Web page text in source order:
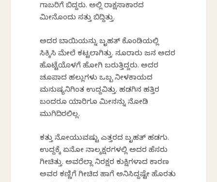
ಗಾಬರಿಗೆ ಬಿದ್ದರು. ಅಲ್ಲಿ ರಾಕ್ಷಸಾಕಾರದ
ಮೀನೊಂದು ಸತ್ತು ಬಿದ್ದಿತ್ತು.
ಅದರ ಬಾಯಿಯನ್ನು ಬೃಹತ್ ಕೊಂಡಿಯಲ್ಲಿ
ಸಿಕ್ಕಿಸಿ ಮೇಲೆ ಕಟ್ಟಲಾಗಿತ್ತು. ನೂರಾರು ಜನ ಅದರ
ಹೊಟ್ಟೆಯೊಳಗೆ ಹೋಗಿ ಬರುತ್ತಿದ್ದರು. ಅದರ
ಚೂಪಾದ ಹಲ್ಲುಗಳು ಒಬ್ಬ ನೀಳಕಾಯದ
ಮನುಷ್ಯನಿಗಿಂತ ಉದ್ದವಿತ್ತು. ಹಡಗಿನ ಹತ್ತಿರ
ಬಂದರೂ ಯಾರಿಗೂ ಮೀನನ್ನು ನೋಡಿ
ಮುಗಿದಿರಲಿಲ್ಲ.
ಕತ್ತು ನೋಯುವಷ್ಟು ಎತ್ತರದ ಬೃಹತ್ ಹಡಗು.
ಉದ್ದಕ್ಕೆ ಏನೋ ನಾಲ್ಕಕ್ಷರಗಳಲ್ಲಿ ಅದರ ಹೆಸರು
ಗೀಚಿತ್ತು. ಅವರೆಲ್ಲಾ ನಿರಕ್ಷರ ಕುಕ್ಷಿಗಳಾದ ಕಾರಣ
ಅವರ ಕಣ್ಣಿಗೆ ಗೀಚಿದ ಹಾಗೆ ಅನಿಸಿದ್ದಷ್ಟೇ ಹೊರತು